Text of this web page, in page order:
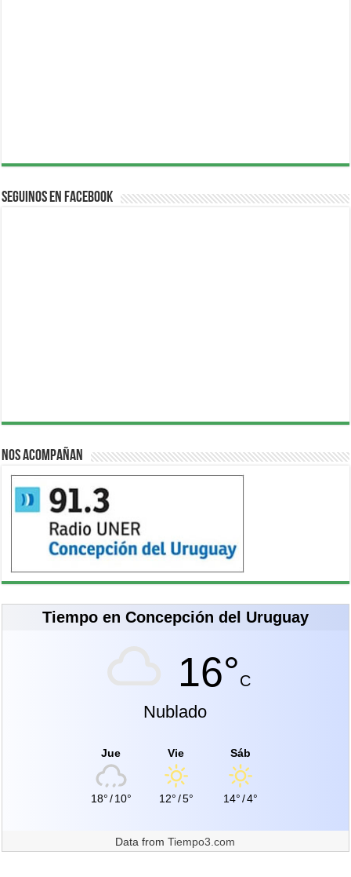
Seguinos en Facebook
Nos acompañan
Tiempo en Concepción del Uruguay
16°C
Nublado
Jue
18°/10°
Vie
12°/5°
Sáb
14°/4°
Data fromTiempo3.com